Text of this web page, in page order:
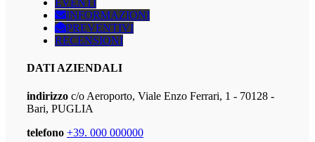
EVENTI
INFORMAZIONI
PREVENTIVI
RECENSIONI
DATI AZIENDALI
indirizzo c/o Aeroporto, Viale Enzo Ferrari, 1 - 70128 -
Bari, PUGLIA
telefono +39. 000 000000